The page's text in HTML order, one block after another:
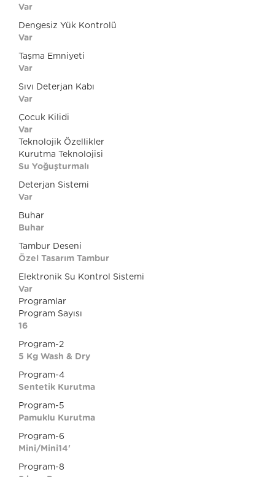
Var
Dengesiz Yük Kontrolü
Var
Taşma Emniyeti
Var
Sıvı Deterjan Kabı
Var
Çocuk Kilidi
Var
Teknolojik Özellikler
Kurutma Teknolojisi
Su Yoğuşturmalı
Deterjan Sistemi
Var
Buhar
Buhar
Tambur Deseni
Özel Tasarım Tambur
Elektronik Su Kontrol Sistemi
Var
Programlar
Program Sayısı
16
Program-2
5 Kg Wash & Dry
Program-4
Sentetik Kurutma
Program-5
Pamuklu Kurutma
Program-6
Mini/Mini14'
Program-8